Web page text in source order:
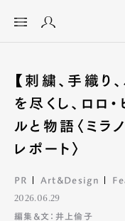
【刺繍、手織り
を尽くし、ロロ
ルと物語〈ミラ
レポート〉
PR Art&Design
2026.06.29
編集&文：井上倫子